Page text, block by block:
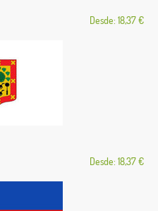
Desde: 18,37 €
Desde: 18,37 €